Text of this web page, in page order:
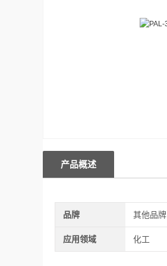
产品概述
品牌 其他品牌
应用领域 化工